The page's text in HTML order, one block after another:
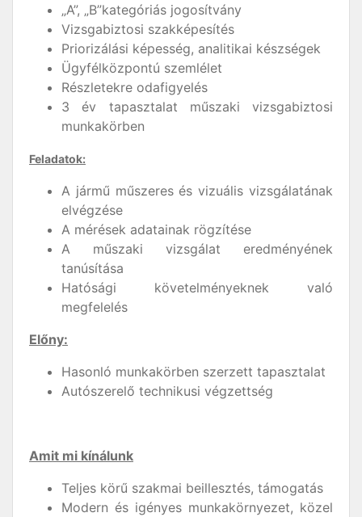
„A”, „B”kategóriás jogosítvány
Vizsgabiztosi szakképesítés
Priorizálási képesség, analitikai készségek
Ügyfélközpontú szemlélet
Részletekre odafigyelés
3 év tapasztalat műszaki vizsgabiztosi
munkakörben
Feladatok:
A jármű műszeres és vizuális vizsgálatának
elvégzése
A mérések adatainak rögzítése
A műszaki vizsgálat eredményének
tanúsítása
Hatósági követelményeknek való
megfelelés
Előny:
Hasonló munkakörben szerzett tapasztalat
Autószerelő technikusi végzettség
Amit mi kínálunk
Teljes körű szakmai beillesztés, támogatás
Modern és igényes munkakörnyezet, közel